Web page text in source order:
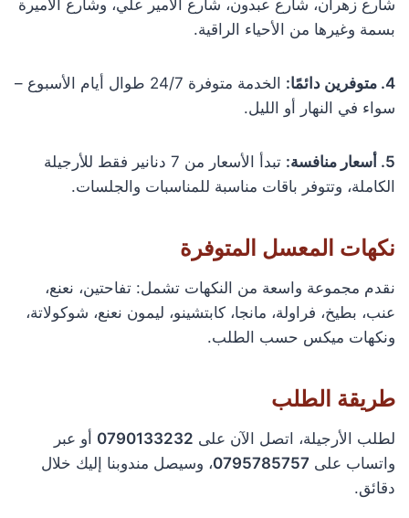
شارع زهران، شارع عبدون، شارع الأمير علي، وشارع الأميرة
بسمة وغيرها من الأحياء الراقية.
4. متوفرين دائمًا:
الخدمة متوفرة 24/7 طوال أيام الأسبوع –
سواء في النهار أو الليل.
5. أسعار منافسة:
تبدأ الأسعار من 7 دنانير فقط للأرجيلة
الكاملة، وتتوفر باقات مناسبة للمناسبات والجلسات.
نكهات المعسل المتوفرة
نقدم مجموعة واسعة من النكهات تشمل: تفاحتين، نعنع،
عنب، بطيخ، فراولة، مانجا، كابتشينو، ليمون نعنع، شوكولاتة،
ونكهات ميكس حسب الطلب.
طريقة الطلب
لطلب الأرجيلة، اتصل الآن على 0790133232 أو عبر
واتساب على 0795785757، وسيصل مندوبنا إليك خلال
دقائق.